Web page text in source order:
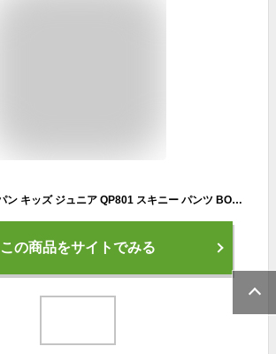
ディッキーズ チノパン キッズ ジュニア QP801 スキニー パンツ BOYS SKINNY STRAIGHT PANT
この商品をサイトでみる